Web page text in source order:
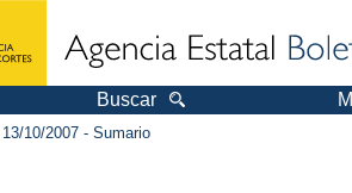
Buscar
13/10/2007 - Sumario